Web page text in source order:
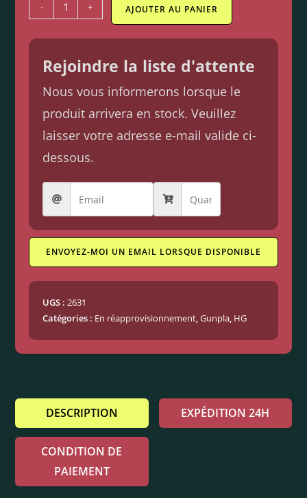
- + AJOUTER AU PANIER
Rejoindre la liste d'attente
Nous vous informerons lorsque le
produit arrivera en stock. Veuillez
laisser votre adresse e-mail valide ci-
dessous.
ENVOYEZ-MOI UN EMAIL LORSQUE DISPONIBLE
UGS :2631
Catégories : En réapprovisionnement,Gunpla, HG
DESCRIPTION EXPÉDITION 24H
CONDITION DE
PAIEMENT